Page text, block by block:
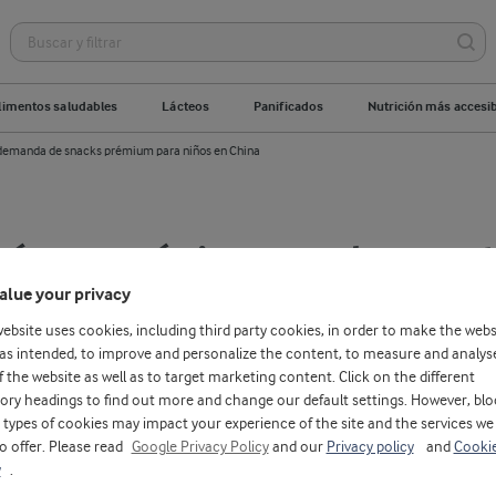
saludables Lácteos Panificados Nutrición más
de snacks prémium para niños en China
orgánicas ayudan a
de snacks prémium
marzo 09, 2021
your privacy
uses cookies, including third party cookies, in order to make the
intended, to improve and personalize the content, to measure and
the website as well as to target marketing content. Click on the different
headings to find out more and change our default settings. However,
of cookies may impact your experience of the site and the services we
offer. Please read
Google Privacy Policyand our Privacy policy and
.